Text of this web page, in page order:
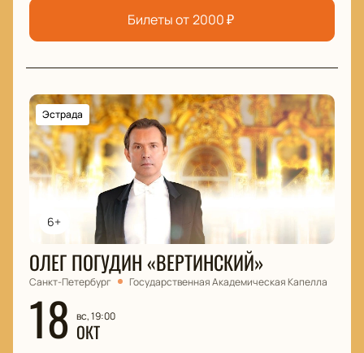
Билеты от 2000₽
6+
Эстрада
ОЛЕГ ПОГУДИН «ВЕРТИНСКИЙ»
Санкт-Петербург Государственная Академическая Капелла
18 вс, 19:00
ОКТ